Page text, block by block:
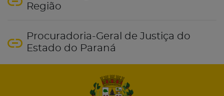
Região
Procuradoria-Geral de Justiça do
Estado do Paraná